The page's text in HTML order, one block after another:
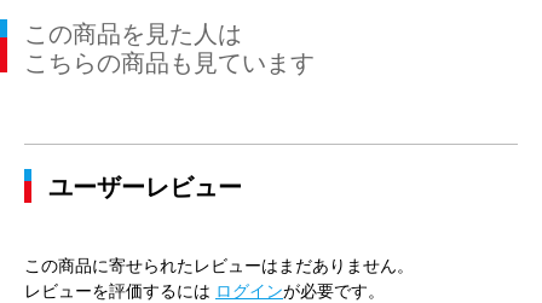
この商品を見た人は
こちらの商品も見ています
ユーザーレビュー
この商品に寄せられたレビューはまだありません。
レビューを評価するには ログインが必要です。